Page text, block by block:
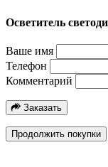
Осветитель
Ваше имя
Телефон
Комментарий
Заказать
Продолжить покупки